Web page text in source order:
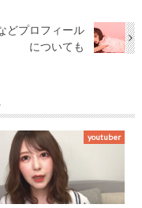
どプロフィール
についても
youtuber